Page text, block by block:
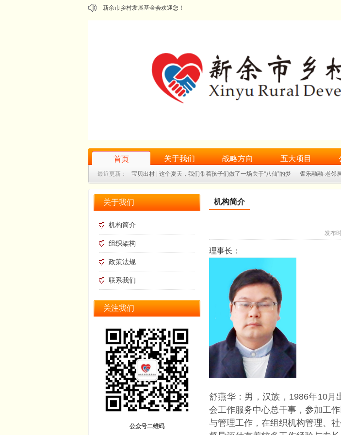
新余市乡村发展基金会欢迎您！
首页 关于我们 战略方向 五大项目
最近更新： 宝贝出村 | 这个夏天，我们带着孩子们做了一场关于“八仙”的梦 耆乐融融·老邻
"耆乐融融·粽享安康"——水北镇老人集体生日会暨端午关爱活动
关于我们
机构简介
组织架构
政策法规
联系我们
关注我们
公众号二维码
机构简介
发布
理事长：
舒燕华：男，汉族，1986年10月
会工作服务中心总干事，参加工
与管理工作，在组织机构管理、